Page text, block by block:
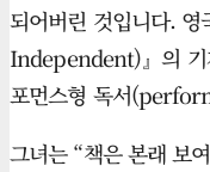
되어버린 것입니다.
Independent)』의 기
포먼스형 독서
그녀는 “책은 본래 보